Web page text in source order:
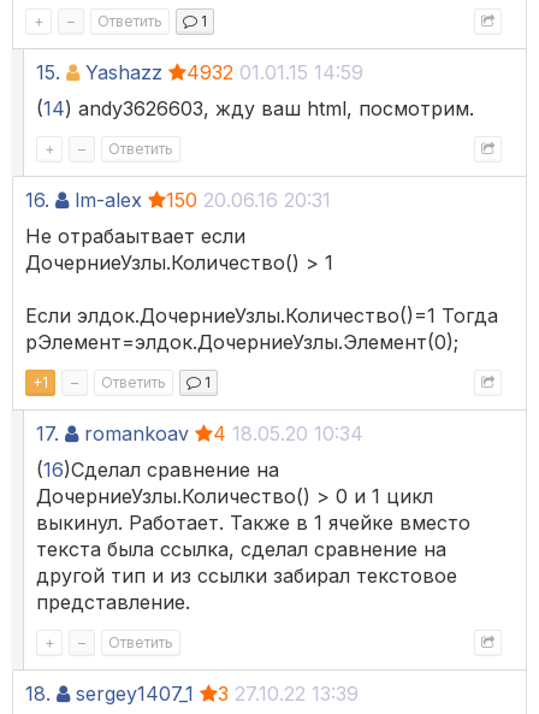
+ – Ответить 1
15. Yashazz 4932 01.01.15 14:59
(14) andy3626603, жду ваш html, посмотрим.
+ – Ответить
16. lm-alex 150 20.06.16 20:31
Не отрабаытвает если
ДочерниеУзлы.Количество() > 1
Если элдок.ДочерниеУзлы.Количество()=1 Тогда
рЭлемент=элдок.ДочерниеУзлы.Элемент(0);
+1 – Ответить 1
17. romankoav 4 18.05.20 10:34
(16)Сделал сравнение на
ДочерниеУзлы.Количество() > 0 и 1 цикл
выкинул. Работает. Также в 1 ячейке вместо
текста была ссылка, сделал сравнение на
другой тип и из ссылки забирал текстовое
представление.
+ – Ответить
18. sergey1407_1 3 27.10.22 13:39